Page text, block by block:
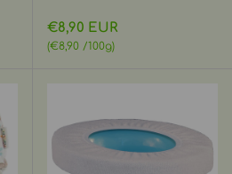
Normaler Preis
€8,90 EUR
Grundpreis
€8,90 /100g